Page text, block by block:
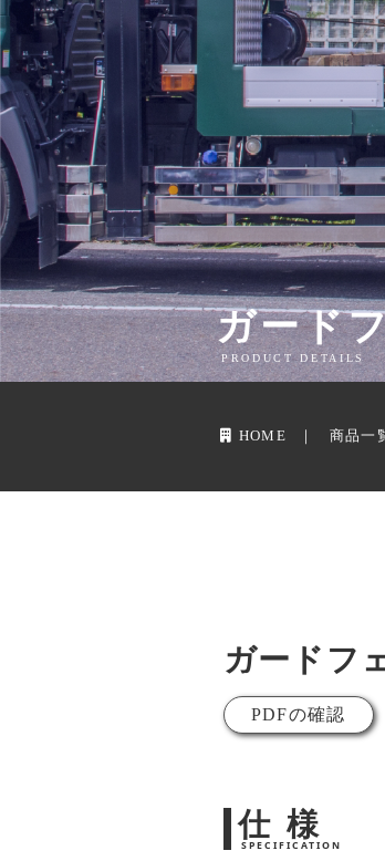
ガード
PRODUCT DETAILS
HOME 商品一
ガードフ
PDFの確認
仕 様
SPECIFICATION